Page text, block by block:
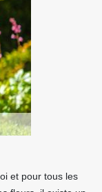
et pour tous les